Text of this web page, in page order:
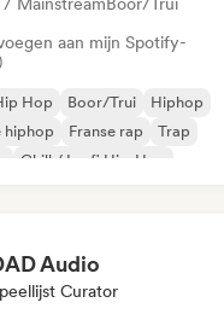
aan mijn Spotify-
Hop Boor/Trui
Hiphop
hiphop
Franse rap
Trap
Chill / Lo-fi Hip-Hop
Audio
Curator